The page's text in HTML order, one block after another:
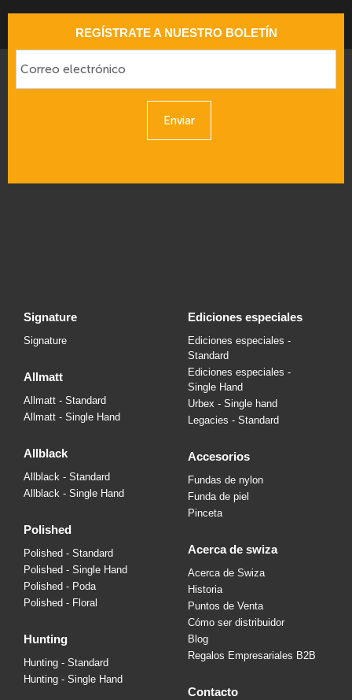
REGÍSTRATE A NUESTRO BOLETÍN
Enviar
signature
Signature
allmatt
Allmatt - Standard
Allmatt - Single Hand
allblack
Allblack - Standard
Allblack - Single Hand
polished
Polished - Standard
Polished - Single Hand
Polished - Poda
Polished - Floral
hunting
Hunting - Standard
Hunting - Single Hand
ediciones especiales
Ediciones especiales -
Standard
Ediciones especiales -
Single Hand
Urbex - Single hand
Legacies - Standard
accesorios
Fundas de nylon
Funda de piel
Pinceta
acerca de swiza
Acerca de Swiza
Historia
Puntos de Venta
Cómo ser distribuidor
Blog
Regalos Empresariales B2B
contacto